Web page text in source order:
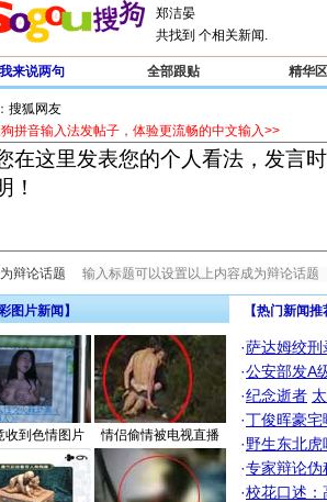
共找到 个相关新闻.
我来说两句 全部跟贴 精华区
拼音输入法发帖子，体验更流畅的中文输入>>
辩论话题
图片新闻】
收到色情图片 情侣偷情被电视直播
【热门新闻
·萨达姆绞刑
·公安部发A
·纪念逝者
·丁俊晖豪
·野生东北
·专家辩论伪
·校花口述：